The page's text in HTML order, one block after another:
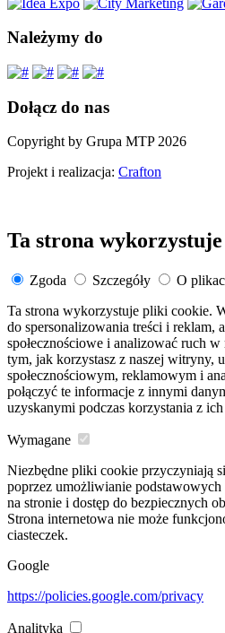
Należymy do
Dołącz do nas
Copyright by Grupa MTP 2026
Projekt i realizacja: Crafton
Ta strona
Zgoda Szczegóły
O
Ta strona wykorzystuje pliki cookie.
do spersonalizowania treści i reklam,
społecznościowe i analizować ruch
tym, jak korzystasz z naszej witryny,
społecznościowym, reklamowym i
połączyć te informacje z innymi
uzyskanymi podczas korzystania z ich
Wymagane
Niezbędne pliki cookie przyczyniają
poprzez umożliwianie
na stronie i dostęp do bezpiecznych
Strona internetowa nie może
ciasteczek.
Google
https://policies.google.com/privacy
Analityka